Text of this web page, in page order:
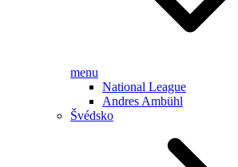
menu
National League
Andres Ambühl
Švédsko